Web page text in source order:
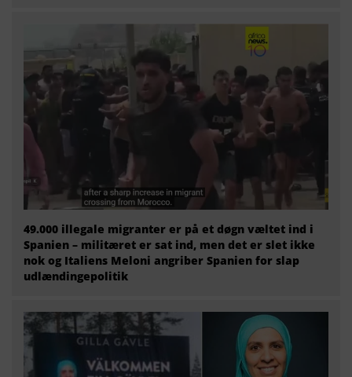
49.000 illegale migranter er på et døgn væltet ind i
Spanien – militæret er sat ind, men det er slet ikke
nok og Italiens Meloni angriber Spanien for slap
udlændingepolitik